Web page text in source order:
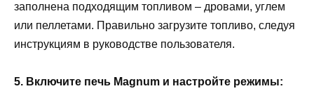
заполнена подходящим топливом – дровами, углем
или пеллетами. Правильно загрузите топливо, следуя
инструкциям в руководстве пользователя.
5. Включите печь Magnum и настройте режимы: